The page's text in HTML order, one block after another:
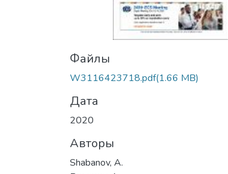
Файлы
W3116423718.pdf(1.66 MB)
Дата
2020
Авторы
Shabanov, A.